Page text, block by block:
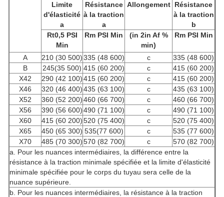
Limite
d'élasticité
a
Résistance
à la traction
a
Allongement Résistance
à la traction
b
Rt0,5 PSI
Min
Rm PSI Min
(in 2in Af %
min)
Rm PSI Min
A 210 (30 500)335 (48 600) c
335 (48 600)
B
245(35 500) 415 (60 200) c
415 (60 200)
X42
290 (42 100)415 (60 200) c
415 (60 200)
X46
320 (46 400)435 (63 100) c
435 (63 100)
X52
360 (52 200)460 (66 700) c
460 (66 700)
X56
390 (56 600)490 (71 100) c
490 (71 100)
X60
415 (60 200)520 (75 400) c
520 (75 400)
X65
450 (65 300) 535(77 600) c
535 (77 600)
X70
485 (70 300)570 (82 700) c
570 (82 700)
a. Pour les nuances intermédiaires, la différence entre la
résistance à la traction minimale spécifiée et la limite d'élasticité
minimale spécifiée pour le corps du tuyau sera celle de la
nuance supérieure.
b. Pour les nuances intermédiaires, la résistance à la traction